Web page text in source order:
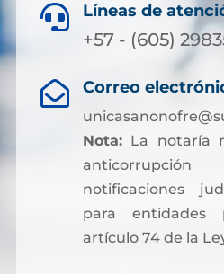
 Líneas de
+57 - (605)
 Correo
Nota:La notaría
notificaciones
para entidades
artículo 74 de la